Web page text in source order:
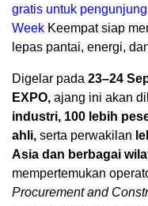
gratis untuk
Week Keempat siap
lepas pantai, energi,
Digelar pada 23–24
EXPO, ajang ini akan
industri, 100 lebih
ahli, serta perwakilan
Asia dan berbagai
mempertemukan
Procurement and